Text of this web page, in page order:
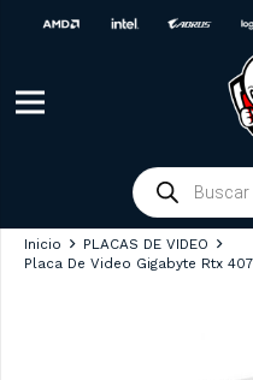
Búsqueda
de
productos
Inicio
PLACAS DE VIDEO
Placa De Video Gigabyte Rtx